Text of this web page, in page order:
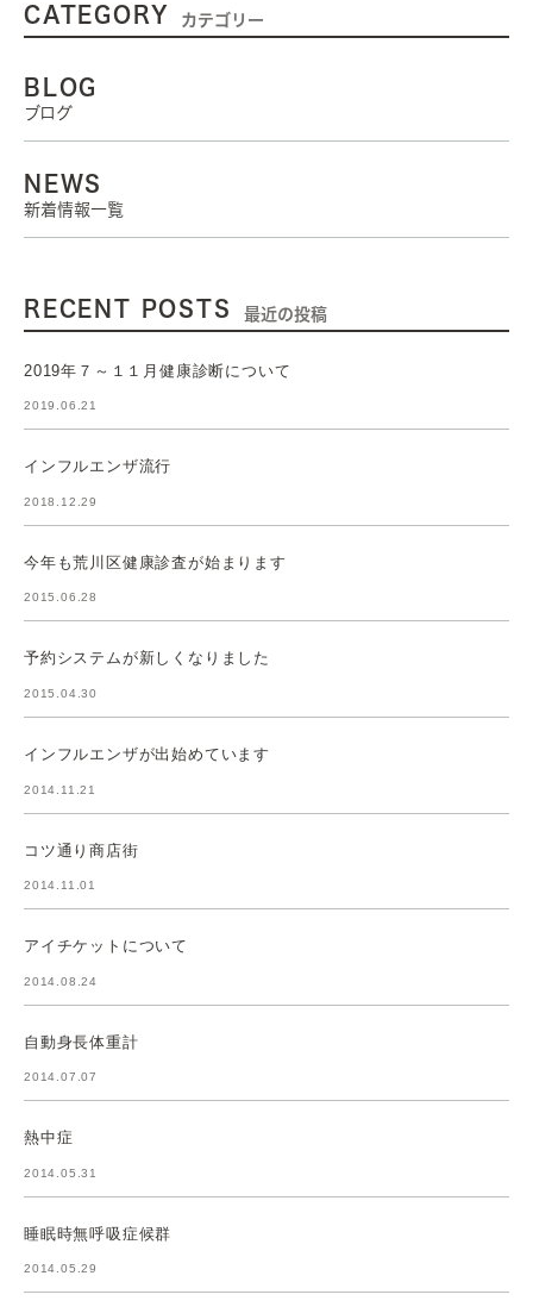
CATEGORY カテゴリー
BLOG
ブログ
NEWS
新着情報一覧
RECENT POSTS 最近の投稿
2019年７～１１月健康診断について
2019.06.21
インフルエンザ流行
2018.12.29
今年も荒川区健康診査が始まります
2015.06.28
予約システムが新しくなりました
2015.04.30
インフルエンザが出始めています
2014.11.21
コツ通り商店街
2014.11.01
アイチケットについて
2014.08.24
自動身長体重計
2014.07.07
熱中症
2014.05.31
睡眠時無呼吸症候群
2014.05.29